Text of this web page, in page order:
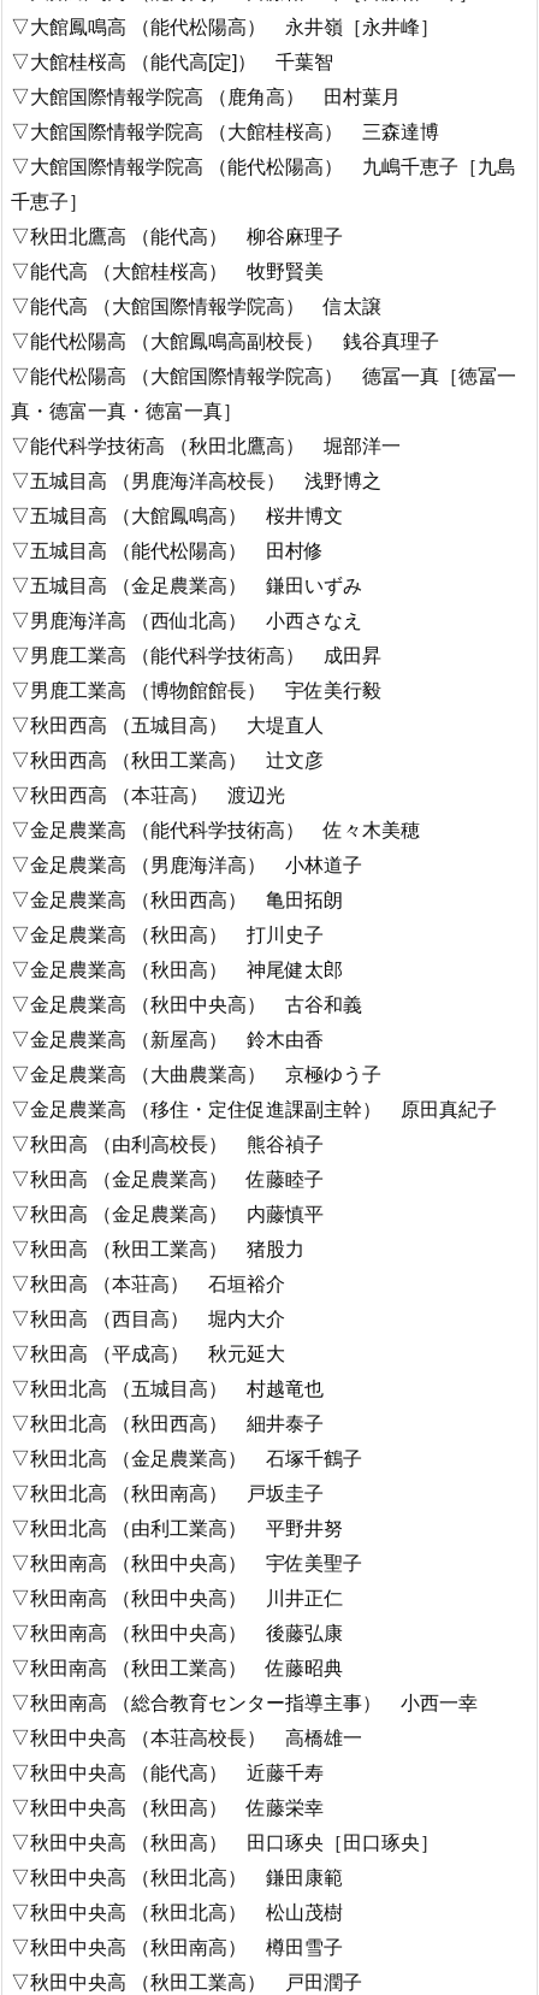
▽大館鳳鳴高 （能代松陽高） 永井嶺［永井峰］
▽大館桂桜高 （能代高[定]） 千葉智
▽大館国際情報学院高 （鹿角高） 田村葉月
▽大館国際情報学院高 （大館桂桜高） 三森達博
▽大館国際情報学院高 （能代松陽高） 九嶋千恵子［九島
千恵子］
▽秋田北鷹高 （能代高） 柳谷麻理子
▽能代高 （大館桂桜高） 牧野賢美
▽能代高 （大館国際情報学院高） 信太譲
▽能代松陽高 （大館鳳鳴高副校長） 銭谷真理子
▽能代松陽高 （大館国際情報学院高） 德冨一真［徳冨一
真・德富一真・徳富一真］
▽能代科学技術高 （秋田北鷹高） 堀部洋一
▽五城目高 （男鹿海洋高校長） 浅野博之
▽五城目高 （大館鳳鳴高） 桜井博文
▽五城目高 （能代松陽高） 田村修
▽五城目高 （金足農業高） 鎌田いずみ
▽男鹿海洋高 （西仙北高） 小西さなえ
▽男鹿工業高 （能代科学技術高） 成田昇
▽男鹿工業高 （博物館館長） 宇佐美行毅
▽秋田西高 （五城目高） 大堤直人
▽秋田西高 （秋田工業高） 辻文彦
▽秋田西高 （本荘高） 渡辺光
▽金足農業高 （能代科学技術高） 佐々木美穂
▽金足農業高 （男鹿海洋高） 小林道子
▽金足農業高 （秋田西高） 亀田拓朗
▽金足農業高 （秋田高） 打川史子
▽金足農業高 （秋田高） 神尾健太郎
▽金足農業高 （秋田中央高） 古谷和義
▽金足農業高 （新屋高） 鈴木由香
▽金足農業高 （大曲農業高） 京極ゆう子
▽金足農業高 （移住・定住促進課副主幹） 原田真紀子
▽秋田高 （由利高校長） 熊谷禎子
▽秋田高 （金足農業高） 佐藤睦子
▽秋田高 （金足農業高） 内藤慎平
▽秋田高 （秋田工業高） 猪股力
▽秋田高 （本荘高） 石垣裕介
▽秋田高 （西目高） 堀内大介
▽秋田高 （平成高） 秋元延大
▽秋田北高 （五城目高） 村越竜也
▽秋田北高 （秋田西高） 細井泰子
▽秋田北高 （金足農業高） 石塚千鶴子
▽秋田北高 （秋田南高） 戸坂圭子
▽秋田北高 （由利工業高） 平野井努
▽秋田南高 （秋田中央高） 宇佐美聖子
▽秋田南高 （秋田中央高） 川井正仁
▽秋田南高 （秋田中央高） 後藤弘康
▽秋田南高 （秋田工業高） 佐藤昭典
▽秋田南高 （総合教育センター指導主事） 小西一幸
▽秋田中央高 （本荘高校長） 高橋雄一
▽秋田中央高 （能代高） 近藤千寿
▽秋田中央高 （秋田高） 佐藤栄幸
▽秋田中央高 （秋田高） 田口琢央［田口琢央］
▽秋田中央高 （秋田北高） 鎌田康範
▽秋田中央高 （秋田北高） 松山茂樹
▽秋田中央高 （秋田南高） 樽田雪子
▽秋田中央高 （秋田工業高） 戸田潤子